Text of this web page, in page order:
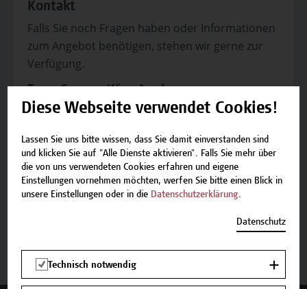
Kontakt
Falls Sie noch Fragen haben oder Informationen
zum Angebot benötigen, stehen wir gerne zur
Verfügung.
Team Campus Wien Academy
E-Mail: academy[at]hcw.ac.at
Termine und Anmeldung
Diese Webseite verwendet Cookies!
Lassen Sie uns bitte wissen, dass Sie damit einverstanden sind
und klicken Sie auf "Alle Dienste aktivieren". Falls Sie mehr über
die von uns verwendeten Cookies erfahren und eigene
Einstellungen vornehmen möchten, werfen Sie bitte einen Blick in
unsere Einstellungen oder in die Datenschutzerklärung.
Datenschutz
Technisch notwendig